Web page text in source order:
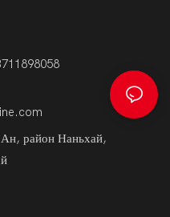
район Наньхай,